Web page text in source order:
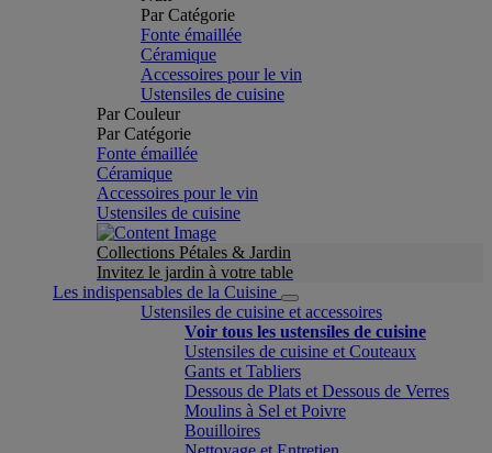
Par Catégorie
Fonte émaillée
Céramique
Accessoires pour le vin
Ustensiles de cuisine
Par Couleur
Par Catégorie
Fonte émaillée
Céramique
Accessoires pour le vin
Ustensiles de cuisine
Collections Pétales & Jardin
Invitez le jardin à votre table
Les indispensables de la Cuisine
Ustensiles de cuisine et accessoires
Voir tous les ustensiles de cuisine
Ustensiles de cuisine et Couteaux
Gants et Tabliers
Dessous de Plats et Dessous de Verres
Moulins à Sel et Poivre
Bouilloires